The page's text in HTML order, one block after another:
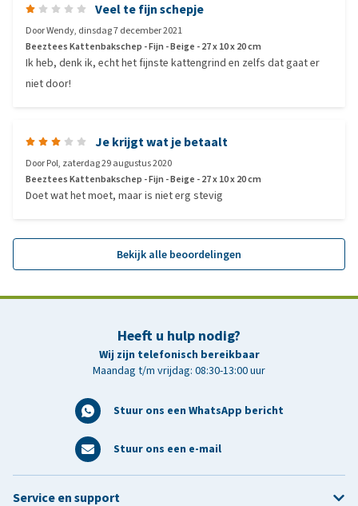
Veel te fijn schepje
DoorWendy, dinsdag 7 december 2021
Beeztees Kattenbakschep - Fijn - Beige - 27 x 10 x 20 cm
Ik heb, denk ik, echt het fijnste kattengrind en zelfs dat gaat er
niet door!
Je krijgt wat je betaalt
DoorPol, zaterdag 29 augustus 2020
Beeztees Kattenbakschep - Fijn - Beige - 27 x 10 x 20 cm
Doet wat het moet, maar is niet erg stevig
Bekijk alle beoordelingen
Heeft u hulp nodig?
Wij zijn telefonisch bereikbaar
Maandag t/m vrijdag: 08:30-13:00 uur
Stuur ons een WhatsApp bericht
Stuur ons een e-mail
Service en support